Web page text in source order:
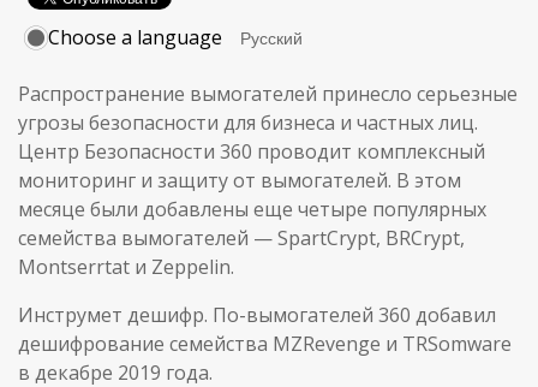
Choose a language
Распространение вымогателей принесло серьезные
угрозы безопасности для бизнеса и частных лиц.
Центр Безопасности 360 проводит комплексный
мониторинг и защиту от вымогателей. В этом
месяце были добавлены еще четыре популярных
семейства вымогателей — SpartCrypt, BRCrypt,
Montserrtat и Zeppelin.
Инструмет дешифр. По-вымогателей 360 добавил
дешифрование семейства MZRevenge и TRSomware
в декабре 2019 года.